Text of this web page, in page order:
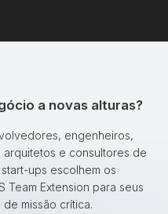
a novas alturas?
engenheiros,
e consultores de
ups escolhem os
Extension para seus
missão crítica.